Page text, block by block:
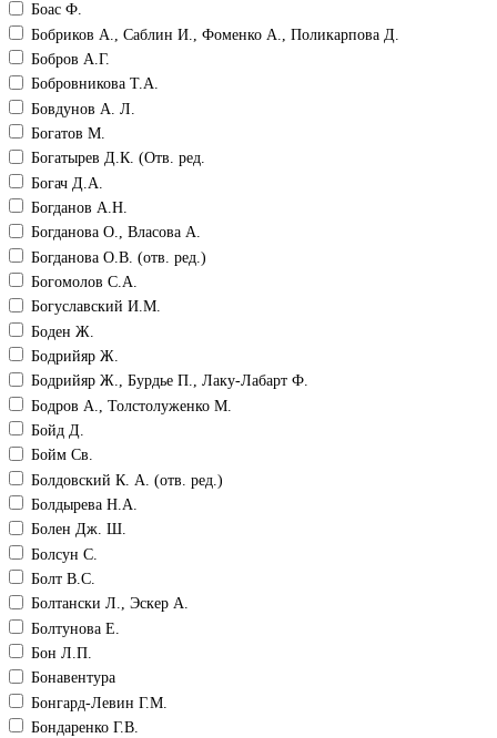
Боас Ф.
Бобриков А., Саблин И., Фоменко А., Поликарпова Д.
Бобров А.Г.
Бобровникова Т.А.
Бовдунов А. Л.
Богатов М.
Богатырев Д.К. (Отв. ред.
Богач Д.А.
Богданов А.Н.
Богданова О., Власова А.
Богданова О.В. (отв. ред.)
Богомолов С.А.
Богуславский И.М.
Боден Ж.
Бодрийяр Ж.
Бодрийяр Ж., Бурдье П., Лаку-Лабарт Ф.
Бодров А., Толстолуженко М.
Бойд Д.
Бойм Св.
Болдовский К. А. (отв. ред.)
Болдырева Н.А.
Болен Дж. Ш.
Болсун С.
Болт В.С.
Болтански Л., Эскер А.
Болтунова Е.
Бон Л.П.
Бонавентура
Бонгард-Левин Г.М.
Бондаренко Г.В.